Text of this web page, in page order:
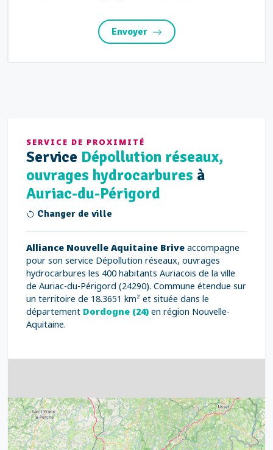
Envoyer
SERVICE DE PROXIMITÉ
Service Dépollution réseaux,
ouvrages hydrocarbures à
Auriac-du-Périgord
Changer de ville
Alliance Nouvelle Aquitaine Brive accompagne
pour son service Dépollution réseaux, ouvrages
hydrocarbures les 400 habitants Auriacois de la ville
de Auriac-du-Périgord (24290). Commune étendue sur
un territoire de 18.3651 km² et située dans le
département Dordogne (24) en région Nouvelle-
Aquitaine.
4